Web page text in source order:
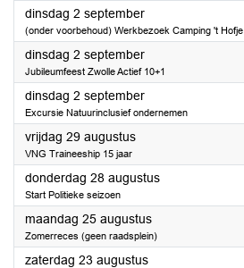
dinsdag 2 september2025
(onder voorbehoud) Werkbezoek Camping 't Hofje
dinsdag 2 september2025
Jubileumfeest Zwolle Actief 10+1
dinsdag 2 september2025
Excursie Natuurinclusief ondernemen
vrijdag 29 augustus2025
VNG Traineeship 15 jaar
donderdag 28 augustus2025
Start Politieke seizoen
maandag 25 augustus2025
Zomerreces (geen raadsplein)
zaterdag 23 augustus2025